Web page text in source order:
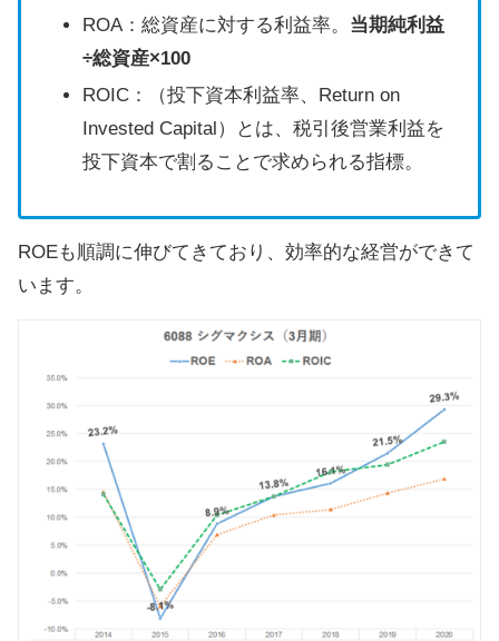
ROA：総資産に対する利益率。 当期純利益
÷総資産×100
ROIC：（投下資本利益率、Return on
Invested Capital）とは、税引後営業利益を
投下資本で割ることで求められる指標。
ROEも順調に伸びてきており、効率的な経営ができて
います。